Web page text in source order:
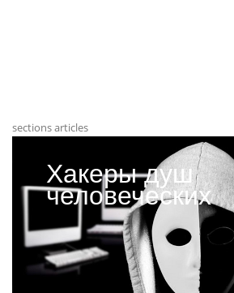
sections articles
Хакеры душ
человеческих